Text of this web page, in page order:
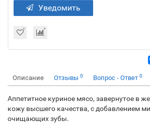
Уведомить
Описание Отзывы 0 Вопрос - Ответ 0
Аппетитное куриное мясо, завернутое в
кожу высшего качества, с добавлением
очищающих зубы.